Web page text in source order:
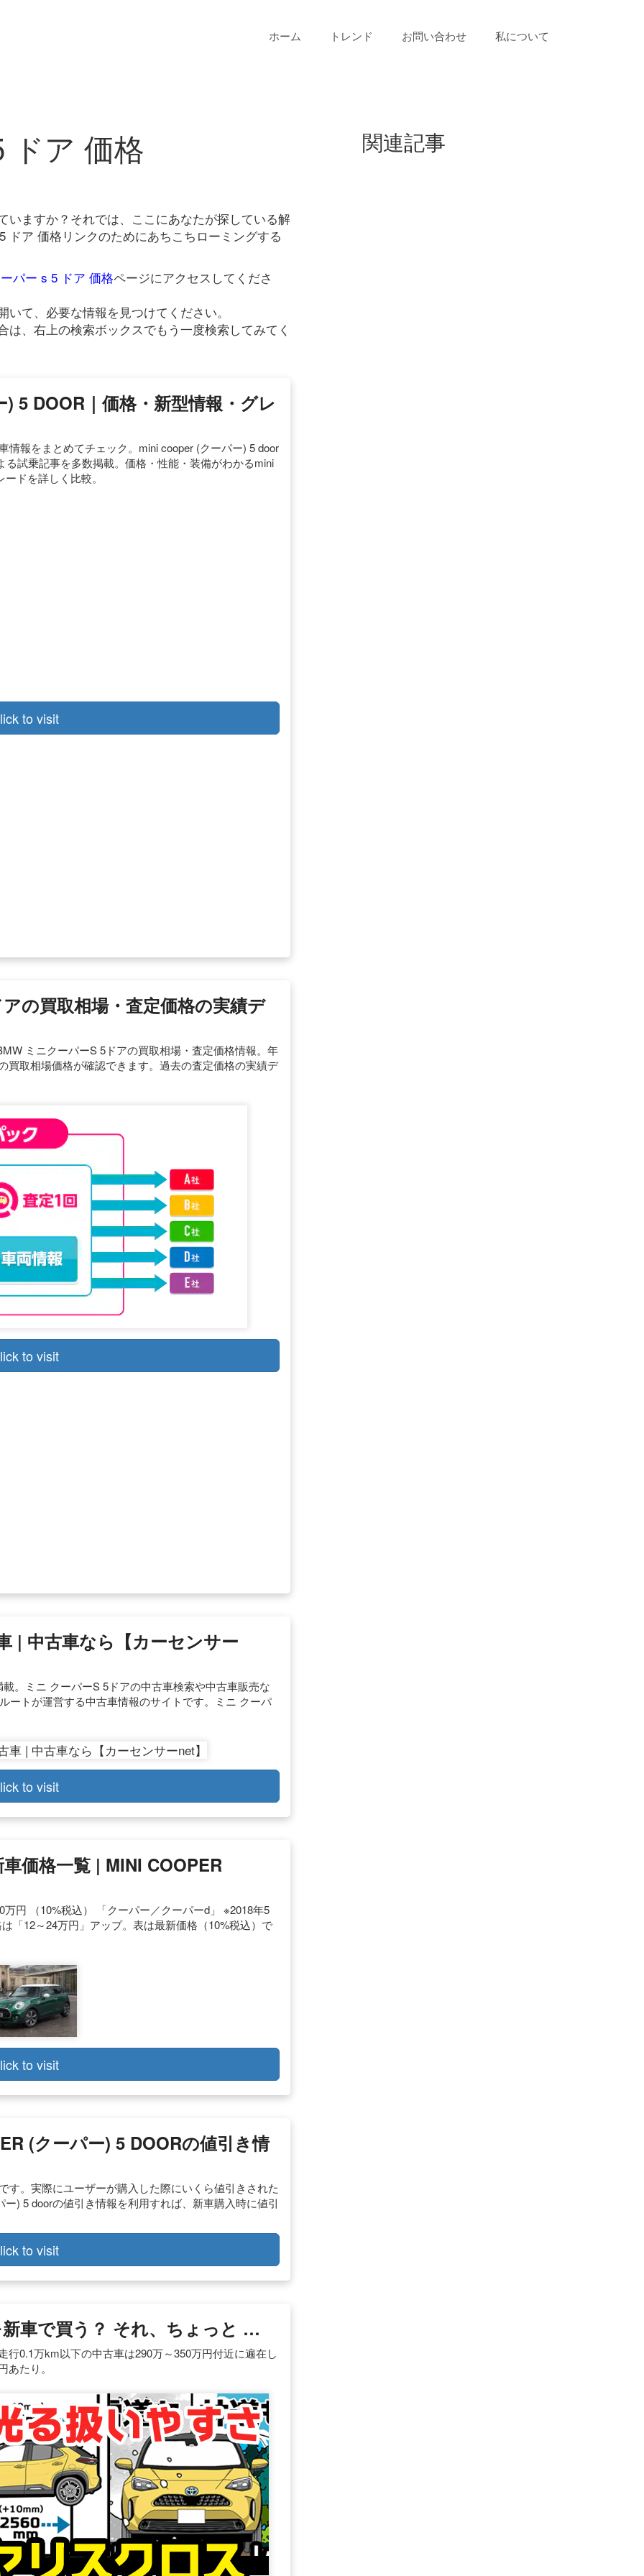
ホーム トレンド お問い合わせ 私について
ドア 価格
ますか？それでは、ここにあなたが探している解
ア 価格リンクのためにあちこちローミングする
パー s 5 ドア 価格ページにアクセスしてくださ
て、必要な情報を見つけてください。
は、右上の検索ボックスでもう一度検索してみてく
5 DOOR｜価格・新型情報・グレ
情報をまとめてチェック。mini cooper (クーパー) 5 door
試乗記事を多数掲載。価格・性能・装備がわかるmini
ドを詳しく比較。
to visit
の買取相場・査定価格の実績デ
ミニクーパーS 5ドアの買取相場・査定価格情報。年
買取相場価格が確認できます。過去の査定価格の実績デ
to visit
| 中古車なら【カーセンサー
。ミニ クーパーS 5ドアの中古車検索や中古車販売な
ートが運営する中古車情報のサイトです。ミニ クーパ
to visit
価格一覧 | MINI COOPER
円 （10%税込） 「クーパー／クーパーd」 ※2018年5
「12～24万円」アップ。表は最新価格（10%税込）で
to visit
(クーパー) 5 DOORの値引き情
す。実際にユーザーが購入した際にいくら値引きされた
) 5 doorの値引き情報を利用すれば、新車購入時に値引
to visit
車で買う？ それ、ちょっと …
0.1万km以下の中古車は290万～350万円付近に遍在し
たり。
関連記事